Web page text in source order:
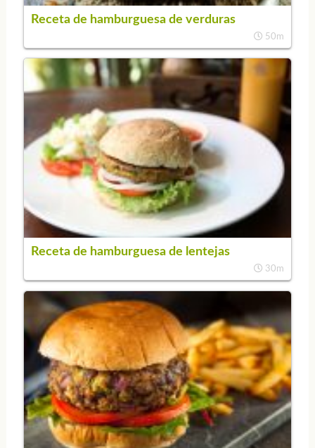
Receta de hamburguesa de verduras
50m
Receta de hamburguesa de lentejas
30m